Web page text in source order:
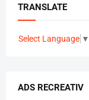
TRANSLATE
Select Language ▼
ADS RECREATIV